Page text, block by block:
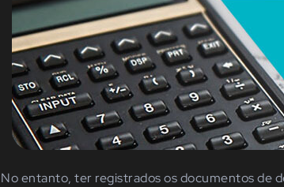
No entanto, ter registrados os documentos de